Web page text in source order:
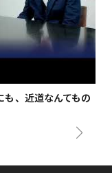
も、近道なんてもの